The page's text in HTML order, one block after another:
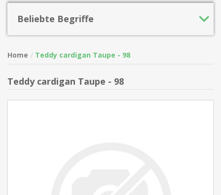
Beliebte Begriffe
Home Teddy cardigan Taupe - 98
Teddy cardigan Taupe - 98